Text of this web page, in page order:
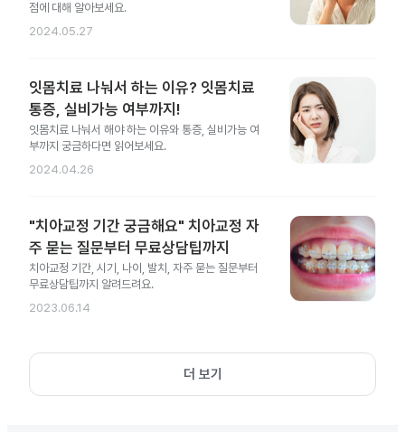
점에 대해 알아보세요.
2024.05.27
잇몸치료 나눠서 하는 이유? 잇몸치료
통증, 실비가능 여부까지!
잇몸치료 나눠서 해야 하는 이유와 통증, 실비가능 여
부까지 궁금하다면 읽어보세요.
2024.04.26
"치아교정 기간 궁금해요" 치아교정 자
주 묻는 질문부터 무료상담팁까지
치아교정 기간, 시기, 나이, 발치, 자주 묻는 질문부터
무료상담팁까지 알려드려요.
2023.06.14
더 보기